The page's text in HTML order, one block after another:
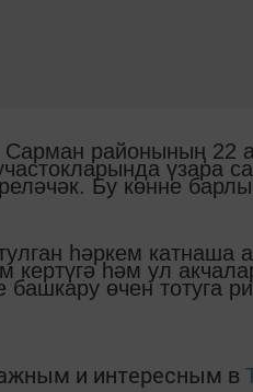
Сарман районының 22
үзара
Бу көнне
һәркем
кертүгә һәм ул
башкару өчен тотуга
и интересным в